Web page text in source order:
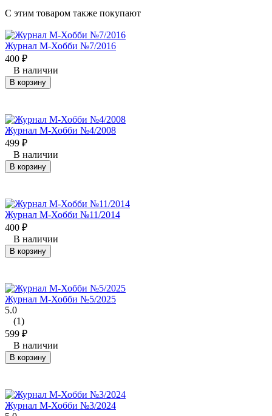
C этим товаром также покупают
Журнал М-Хобби №7/2016
400 ₽
В наличии
В корзину
Журнал М-Хобби №4/2008
499 ₽
В наличии
В корзину
Журнал М-Хобби №11/2014
400 ₽
В наличии
В корзину
Журнал М-Хобби №5/2025
5.0
(1)
599 ₽
В наличии
В корзину
Журнал М-Хобби №3/2024